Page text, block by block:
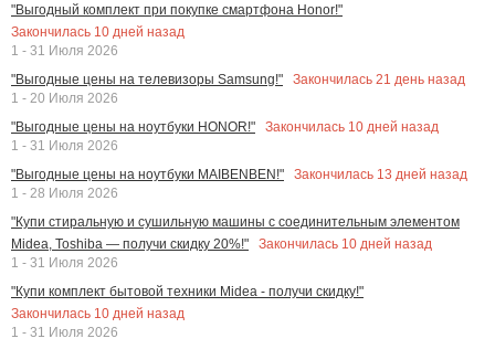
"Выгодный комплект при покупке смартфона Honor!"
Закончилась 10 дней назад
1 - 31 Июля 2026
"Выгодные цены на телевизоры Samsung!"
Закончилась 21 день назад
1 - 20 Июля 2026
"Выгодные цены на ноутбуки HONOR!"
Закончилась 10 дней назад
1 - 31 Июля 2026
"Выгодные цены на ноутбуки MAIBENBEN!"
Закончилась 13 дней назад
1 - 28 Июля 2026
"Купи стиральную и сушильную машины с соединительным элементом
Midea, Toshiba — получи скидку 20%!"
Закончилась 10 дней назад
1 - 31 Июля 2026
"Купи комплект бытовой техники Midea - получи скидку!"
Закончилась 10 дней назад
1 - 31 Июля 2026